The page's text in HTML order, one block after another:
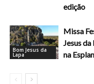
edição
Bom Jesus da
Lapa
Missa
Jesus
na